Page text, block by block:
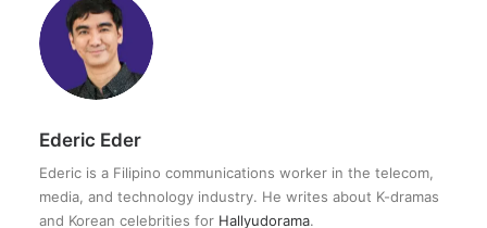
Ederic Eder
Ederic is a Filipino communications worker in the telecom,
media, and technology industry. He writes about K-dramas
and Korean celebrities for Hallyudorama.